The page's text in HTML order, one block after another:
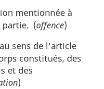
mentionnée à
partie. (offence)
sens de l’article
constitués, des
et des
)